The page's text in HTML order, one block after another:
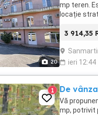
20
mp teren.
locație
3 914,35
ieri 12:44
1 De
Vă
mp, potrivit